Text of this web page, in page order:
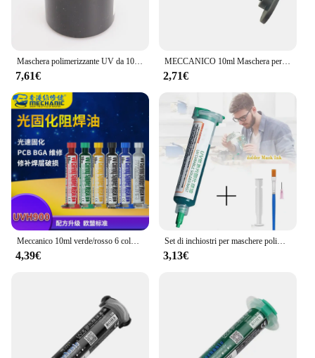
7,61€
MECCANICO 10ml Maschera per saldatura a polimerizzazione UV Saldatura a inchiostro Vernice ad olio Prevenire l'arco corrosivo Inchiostri fotosensibili UV per PCB BGA
2,71€
4,39€
Set di inchiostri per maschere polimerizzanti fotosensibili UV verdi Set di inchiostri per pasta saldante curabili olio BGA PCB Circuit Board strumento di riparazione del flusso di saldatura
3,13€